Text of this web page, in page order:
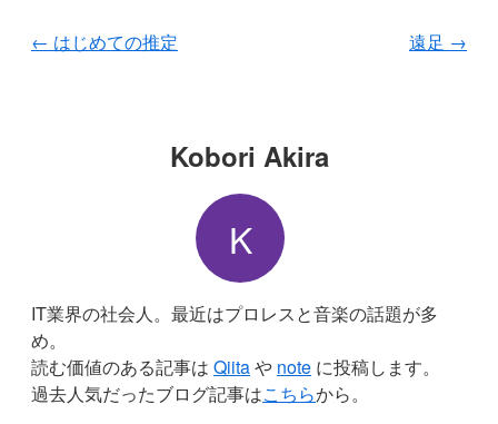
← はじめての推定 遠足 →
Kobori Akira
K
IT業界の社会人。最近はプロレスと音楽の話題が多
め。
読む価値のある記事は Qiitaや note に投稿します。
過去人気だったブログ記事はこちらから。